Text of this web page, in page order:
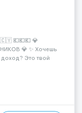
💶💶💶 💎
💎 ✨ Хочешь
доход? Это твой
поток